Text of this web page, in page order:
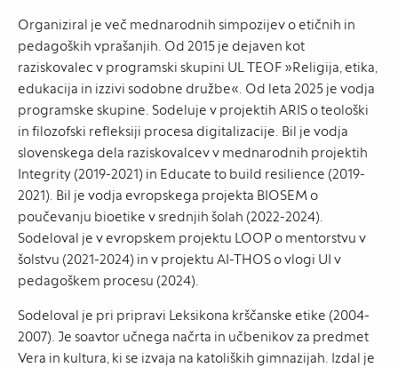
Organiziral je več mednarodnih simpozijev o etičnih in
pedagoških vprašanjih. Od 2015 je dejaven kot
raziskovalec v programski skupini UL TEOF »Religija, etika,
edukacija in izzivi sodobne družbe«. Od leta 2025 je vodja
programske skupine. Sodeluje v projektih ARIS o teološki
in filozofski refleksiji procesa digitalizacije. Bil je vodja
slovenskega dela raziskovalcev v mednarodnih projektih
Integrity (2019-2021) in Educate to build resilience (2019-
2021). Bil je vodja evropskega projekta BIOSEM o
poučevanju bioetike v srednjih šolah (2022-2024).
Sodeloval je v evropskem projektu LOOP o mentorstvu v
šolstvu (2021-2024) in v projektu AI-THOS o vlogi UI v
pedagoškem procesu (2024).
Sodeloval je pri pripravi Leksikona krščanske etike (2004-
2007). Je soavtor učnega načrta in učbenikov za predmet
Vera in kultura, ki se izvaja na katoliških gimnazijah. Izdal je